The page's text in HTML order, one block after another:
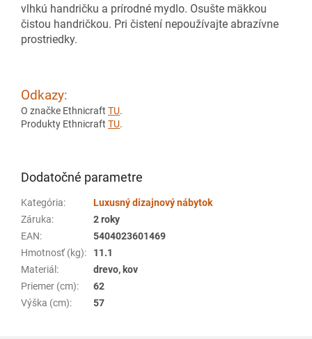
vlhkú handričku a prírodné mydlo. Osušte mäkkou
čistou handričkou. Pri čistení nepoužívajte abrazívne
prostriedky.
Odkazy:
O značke Ethnicraft TU.
Produkty Ethnicraft TU.
Dodatočné parametre
Kategória:
Luxusný dizajnový nábytok
Záruka:
2 roky
EAN:
5404023601469
Hmotnosť (kg):
11.1
Materiál :
drevo, kov
Priemer (cm):
62
Výška (cm): 57